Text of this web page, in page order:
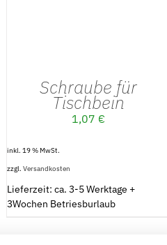
Schraube für
Tischbein
1,07 €
inkl. 19 % MwSt.
zzgl. Versandkosten
Lieferzeit: ca. 3-5 Werktage +
3Wochen Betriesburlaub